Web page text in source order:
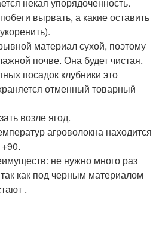
некая упорядоченность.
вырвать, а какие оставить
материал сухой, поэтому
почве. Она будет чистая.
посадок клубники это
отменный товарный
возле ягод.
агроволокна находится
не нужно много раз
как под черным материалом
.